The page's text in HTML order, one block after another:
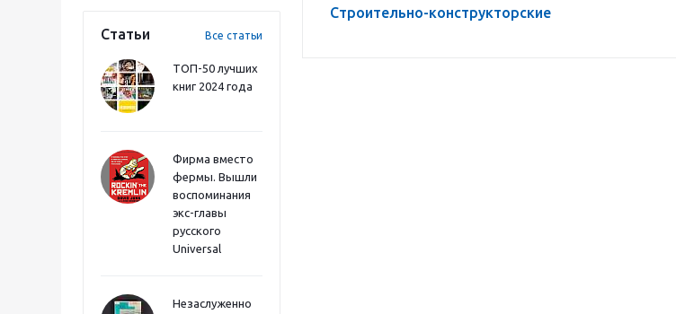
Статьи Все статьи
ТОП-50 лучших
книг 2024 года
Фирма вместо
фермы. Вышли
воспоминания
экс-главы
русского
Universal
Незаслуженно
Строительно-конструкторские